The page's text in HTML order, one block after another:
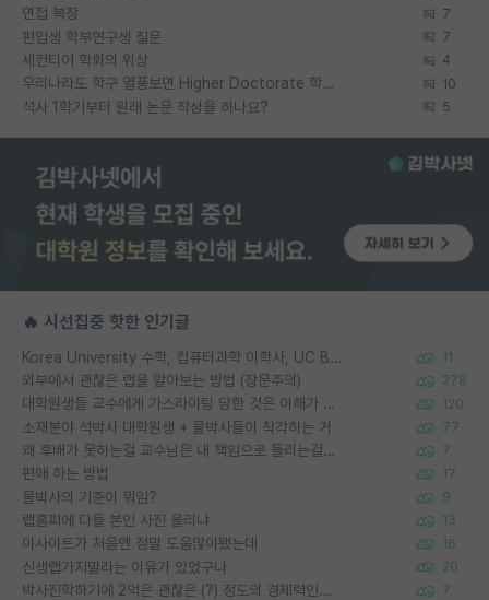
면접 복장 7
편입생 학부연구생 질문 7
세컨티어 학회의 위상 4
우리나라도 학구 열풍보면 Higher Doctorate 학위가 필요하다고 봅니다. 10
석사 1학기부터 원래 논문 작성을 하나요? 5
🔥 시선집중 핫한 인기글
Korea University 수학, 컴퓨터과학 이학사, UC Berkeley 산업공학 대학원 공학박사가 되는 것은 쉽지 않겠죠? 11
외부에서 괜찮은 랩을 알아보는 방법 (장문주의) 278
대학원생들 교수에게 가스라이팅 당한 것은 이해가 갑니다. 안타깝네요. 120
소재분야 석박사 대학원생 + 물박사들이 착각하는 거 77
왜 후배가 못하는걸 교수님은 내 책임으로 돌리는걸까요? 7
편애 하는 방법 17
물박사의 기준이 뭐임? 9
랩홈피에 다들 본인 사진 올리냐 13
이사이트가 처음엔 정말 도움많이됐는데 16
신생랩가지말라는 이유가 있었구나 20
박사진학하기에 2억은 괜찮은 (?) 정도의 경제력인가요 7